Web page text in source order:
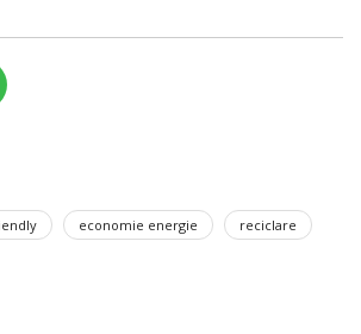
economie energie reciclare